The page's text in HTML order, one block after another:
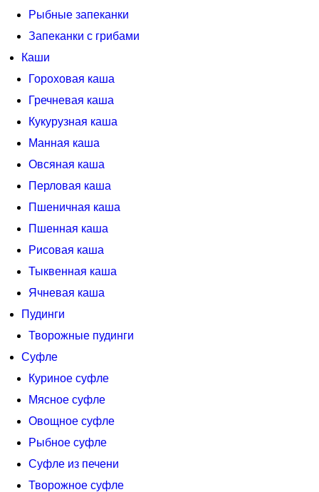
Рыбные запеканки
Запеканки с грибами
Каши
Гороховая каша
Гречневая каша
Кукурузная каша
Манная каша
Овсяная каша
Перловая каша
Пшеничная каша
Пшенная каша
Рисовая каша
Тыквенная каша
Ячневая каша
Пудинги
Творожные пудинги
Суфле
Куриное суфле
Мясное суфле
Овощное суфле
Рыбное суфле
Суфле из печени
Творожное суфле